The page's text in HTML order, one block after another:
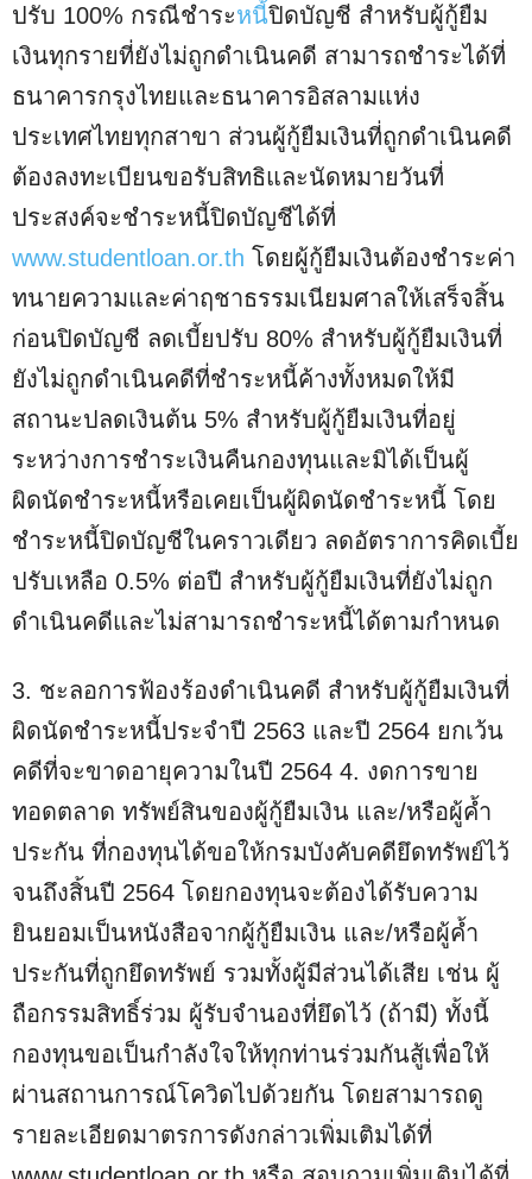
ปรับ 100% กรณีชำระหนี้ปิดบัญชี สำหรับผู้กู้ยืม
เงินทุกรายที่ยังไม่ถูกดำเนินคดี สามารถชำระได้ที่
ธนาคารกรุงไทยและธนาคารอิสลามแห่ง
ประเทศไทยทุกสาขา ส่วนผู้กู้ยืมเงินที่ถูกดำเนินคดี
ต้องลงทะเบียนขอรับสิทธิและนัดหมายวันที่
ประสงค์จะชำระหนี้ปิดบัญชีได้ที่
www.studentloan.or.th โดยผู้กู้ยืมเงินต้องชำระค่า
ทนายความและค่าฤชาธรรมเนียมศาลให้เสร็จสิ้น
ก่อนปิดบัญชี ลดเบี้ยปรับ 80% สำหรับผู้กู้ยืมเงินที่
ยังไม่ถูกดำเนินคดีที่ชำระหนี้ค้างทั้งหมดให้มี
สถานะปลดเงินต้น 5% สำหรับผู้กู้ยืมเงินที่อยู่
ระหว่างการชำระเงินคืนกองทุนและมิได้เป็นผู้
ผิดนัดชำระหนี้หรือเคยเป็นผู้ผิดนัดชำระหนี้ โดย
ชำระหนี้ปิดบัญชีในคราวเดียว ลดอัตราการคิดเบี้ย
ปรับเหลือ 0.5% ต่อปี สำหรับผู้กู้ยืมเงินที่ยังไม่ถูก
ดำเนินคดีและไม่สามารถชำระหนี้ได้ตามกำหนด
3. ชะลอการฟ้องร้องดำเนินคดี สำหรับผู้กู้ยืมเงินที่
ผิดนัดชำระหนี้ประจำปี 2563 และปี 2564 ยกเว้น
คดีที่จะขาดอายุความในปี 2564 4. งดการขาย
ทอดตลาด ทรัพย์สินของผู้กู้ยืมเงิน และ/หรือผู้ค้ำ
ประกัน ที่กองทุนได้ขอให้กรมบังคับคดียึดทรัพย์ไว้
จนถึงสิ้นปี 2564 โดยกองทุนจะต้องได้รับความ
ยินยอมเป็นหนังสือจากผู้กู้ยืมเงิน และ/หรือผู้ค้ำ
ประกันที่ถูกยึดทรัพย์ รวมทั้งผู้มีส่วนได้เสีย เช่น ผู้
ถือกรรมสิทธิ์ร่วม ผู้รับจำนองที่ยึดไว้ (ถ้ามี) ทั้งนี้
กองทุนขอเป็นกำลังใจให้ทุกท่านร่วมกันสู้เพื่อให้
ผ่านสถานการณ์โควิดไปด้วยกัน โดยสามารถดู
รายละเอียดมาตรการดังกล่าวเพิ่มเติมได้ที่